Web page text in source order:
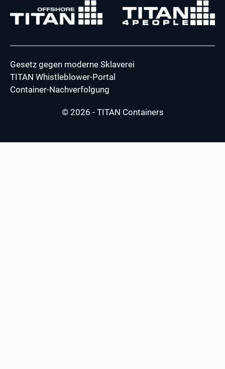
Gesetz gegen moderne Sklaverei
TITAN Whistleblower-Portal
Container-Nachverfolgung
© 2026 - TITAN Containers